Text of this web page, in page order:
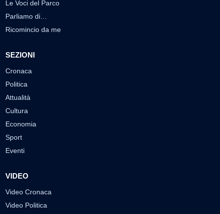
Le Voci del Parco
Parliamo di…
Ricomincio da me
SEZIONI
Cronaca
Politica
Attualità
Cultura
Economia
Sport
Eventi
VIDEO
Video Cronaca
Video Politica